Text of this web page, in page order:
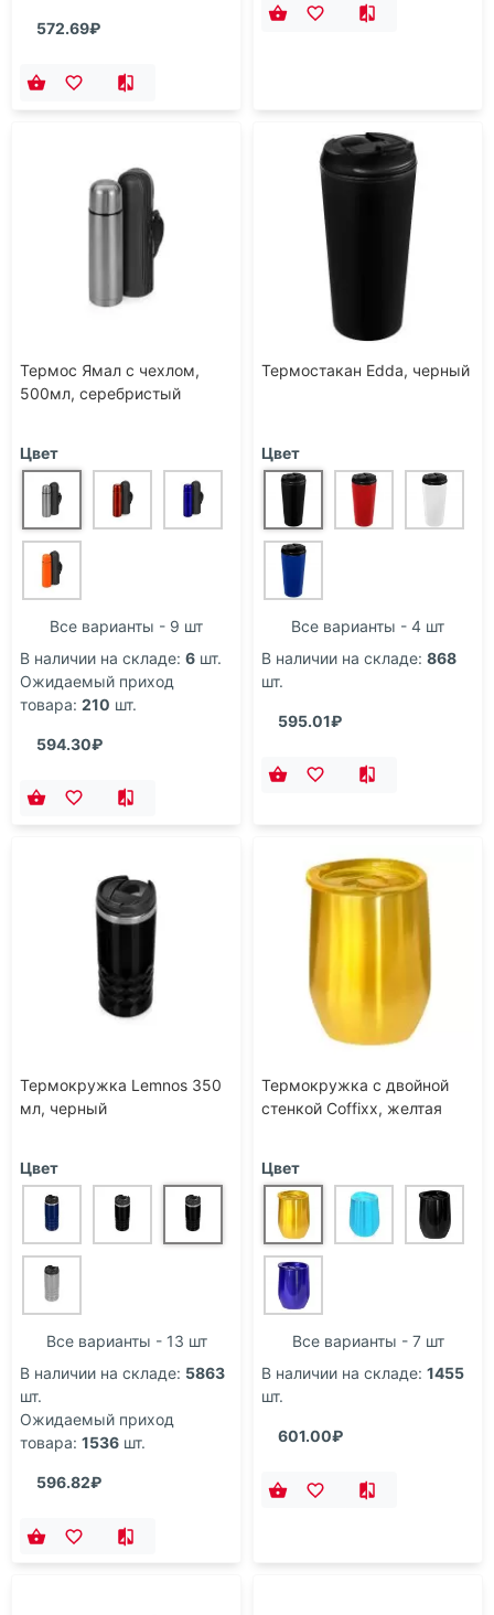
572.69₽
Термос Ямал с чехлом,
500мл, серебристый
Цвет
Все варианты - 9 шт
В наличии на складе: 6 шт.
Ожидаемый приход
товара: 210 шт.
594.30₽
Термостакан Edda, черный
Цвет
Все варианты - 4 шт
В наличии на складе: 868
шт.
595.01₽
Термокружка Lemnos 350
мл, черный
Цвет
Все варианты - 13 шт
В наличии на складе: 5863
шт.
Ожидаемый приход
товара: 1536 шт.
596.82₽
Термокружка с двойной
стенкой Coffixx, желтая
Цвет
Все варианты - 7 шт
В наличии на складе: 1455
шт.
601.00₽